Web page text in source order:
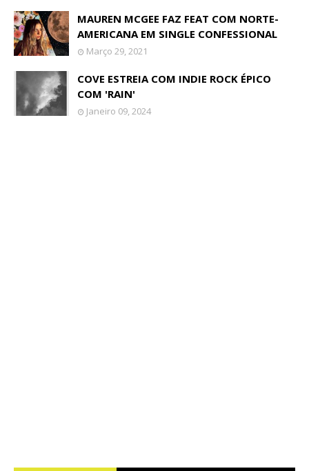
MAUREN MCGEE FAZ FEAT COM NORTE-
AMERICANA EM SINGLE CONFESSIONAL
Março 29, 2021
COVE ESTREIA COM INDIE ROCK ÉPICO
COM 'RAIN'
Janeiro 09, 2024